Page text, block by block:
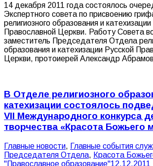
14 декабря 2011 года состоялось
Экспертного совета по присвоению
религиозного образования и
Православной Церкви. Работу Совета
заместитель Председателя Отдела
образования и катехизации Русской
Церкви, протоиерей Александр
В Отделе религиозного
катехизации состоялось
VII Международного конкурса
творчества «Красота Божьего
Главные новости, Главные события
Председателя Отдела, Красота
"Православное образование"12.12.2011